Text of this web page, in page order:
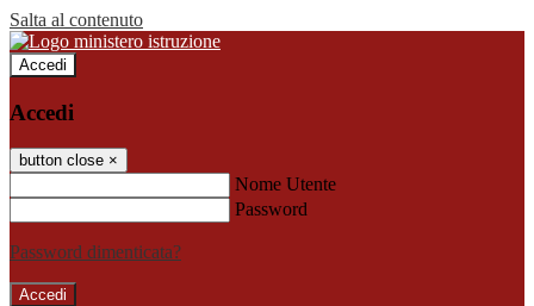
Salta al contenuto
Accedi
Accedi
button close ×
Nome Utente
Password
Password dimenticata?